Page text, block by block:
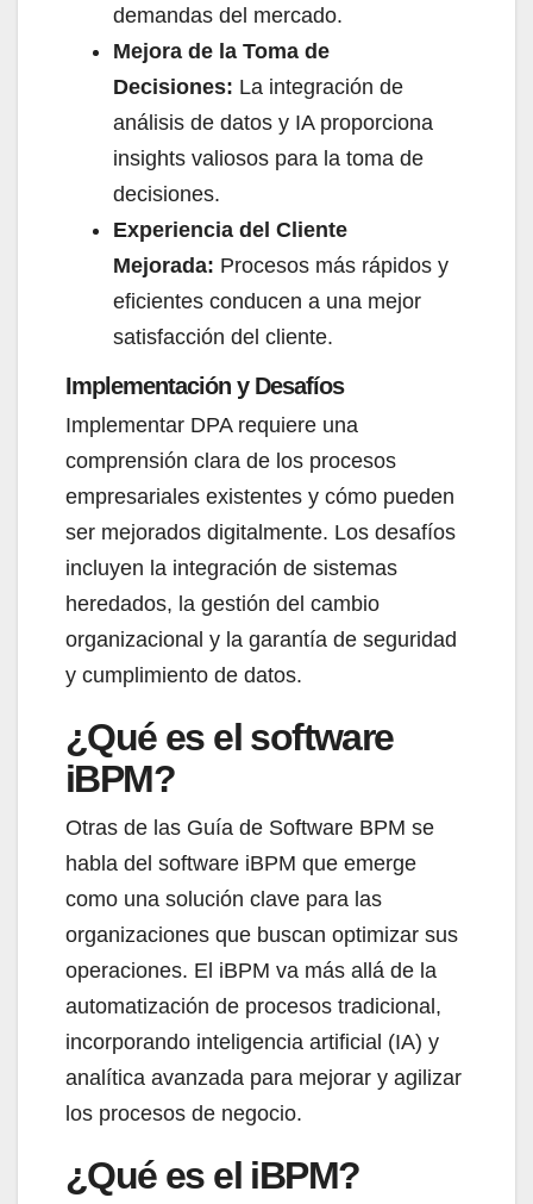
demandas del mercado.
Mejora de la Toma de
Decisiones: La integración de
análisis de datos y IA proporciona
insights valiosos para la toma de
decisiones.
Experiencia del Cliente
Mejorada: Procesos más rápidos y
eficientes conducen a una mejor
satisfacción del cliente.
Implementación y Desafíos​
Implementar DPA requiere una
comprensión clara de los procesos
empresariales existentes y cómo pueden
ser mejorados digitalmente. Los desafíos
incluyen la integración de sistemas
heredados, la gestión del cambio
organizacional y la garantía de seguridad
y cumplimiento de datos.
¿Qué es el software
iBPM?​
Otras de las Guía de Software BPM se
habla del software iBPM que emerge
como una solución clave para las
organizaciones que buscan optimizar sus
operaciones. El iBPM va más allá de la
automatización de procesos tradicional,
incorporando inteligencia artificial (IA) y
analítica avanzada para mejorar y agilizar
los procesos de negocio.
¿Qué es el iBPM?​